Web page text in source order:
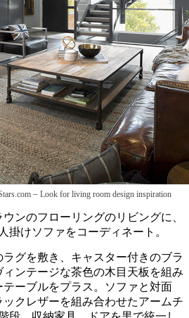
– Look for living room design inspiration
ンのフローリングのリビングに、
掛けソファをコーディネート。
グを敷き、キャスター付きのブラ
ンテージな茶色の木目天板を組み
ーブルをプラス。ソファと対面
クレザーを組み合わせたアームチ